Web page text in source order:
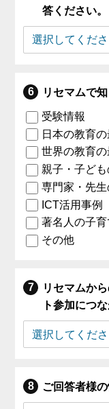
答ください。
リセマムで
受験情報
日本の教育
世界の教育の
親子・子ど
専門家・先生
ICT活用事例
著名人の子
その他
リセマムか
ト参加につ
ご回答者様